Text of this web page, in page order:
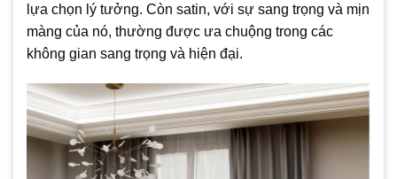
lựa chọn lý tưởng. Còn satin, với sự sang trọng và mịn
màng của nó, thường được ưa chuộng trong các
không gian sang trọng và hiện đại.